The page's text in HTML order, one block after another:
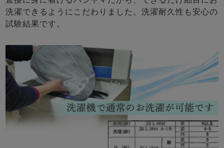
洗濯できるようにこだわりました。洗濯耐久性も安心の
試験結果です。